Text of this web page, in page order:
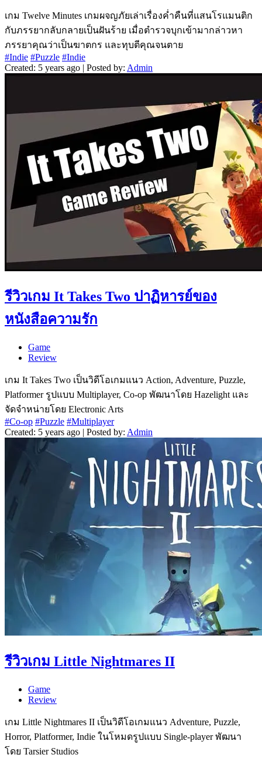
เกม Twelve Minutes เกมผจญภัยเล่าเรื่องค่ำคืนที่แสนโรแมนติก
กับภรรยากลับกลายเป็นฝันร้าย เมื่อตำรวจบุกเข้ามากล่าวหา
ภรรยาคุณว่าเป็นฆาตกร และทุบตีคุณจนตาย
#Indie #Puzzle #Indie
Created: 5 years ago | Posted by: Admin
รีวิวเกม It Takes Two ปาฏิหารย์ของ
หนังสือความรัก
Game
Review
เกม It Takes Two เป็นวิดีโอเกมแนว Action, Adventure, Puzzle,
Platformer รูปแบบ Multiplayer, Co-op พัฒนาโดย Hazelight และ
จัดจำหน่ายโดย Electronic Arts
#Co-op #Puzzle #Multiplayer
Created: 5 years ago | Posted by: Admin
รีวิวเกม Little Nightmares II
Game
Review
เกม Little Nightmares II เป็นวิดีโอเกมแนว Adventure, Puzzle,
Horror, Platformer, Indie ในโหมดรูปแบบ Single-player พัฒนา
โดย Tarsier Studios